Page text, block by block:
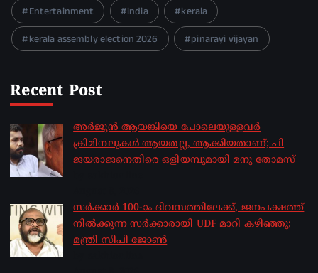
Entertainment
india
kerala
kerala assembly election 2026
pinarayi vijayan
Recent Post
അർജുൻ ആയങ്കിയെ പോലെയുള്ളവർ
ക്രിമിനലുകൾ ആയതല്ല, ആക്കിയതാണ്; പി
ജയരാജനെതിരെ ഒളിയമ്പുമായി മനു തോമസ്
സർക്കാർ 100-ാം ദിവസത്തിലേക്ക്, ജനപക്ഷത്ത്
നിൽക്കുന്ന സർക്കാരായി UDF മാറി കഴിഞ്ഞു;
മന്ത്രി സിപി ജോൺ